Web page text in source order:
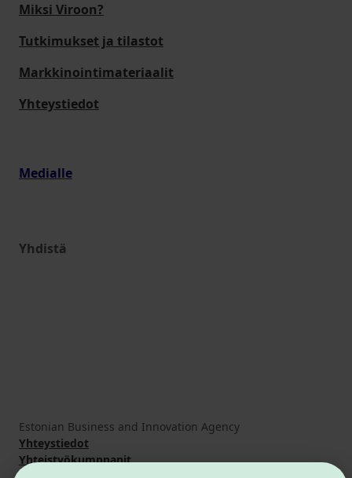
Miksi Viroon?
Tutkimukset ja tilastot
Markkinointimateriaalit
Yhteystiedot
Medialle
Yhdistä
Estonian Business and Innovation Agency
Yhteystiedot
Yhteistyökumppanit